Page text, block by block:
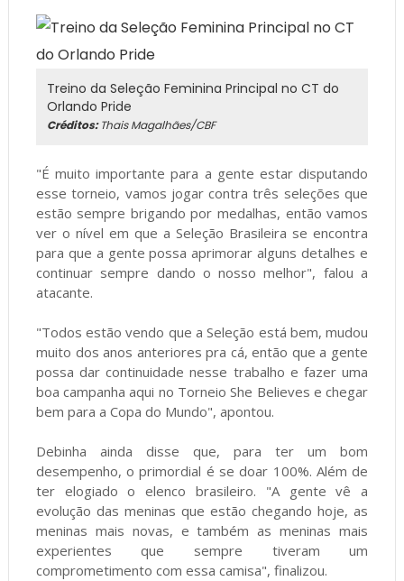
Treino da Seleção Feminina Principal no CT do
Orlando Pride
Créditos:Thais Magalhães/CBF
"É muito importante para a gente estar disputando
esse torneio, vamos jogar contra três seleções que
estão sempre brigando por medalhas, então vamos
ver o nível em que a Seleção Brasileira se encontra
para que a gente possa aprimorar alguns detalhes e
continuar sempre dando o nosso melhor", falou a
atacante.
"Todos estão vendo que a Seleção está bem, mudou
muito dos anos anteriores pra cá, então que a gente
possa dar continuidade nesse trabalho e fazer uma
boa campanha aqui no Torneio She Believes e chegar
bem para a Copa do Mundo", apontou.
Debinha ainda disse que, para ter um bom
desempenho, o primordial é se doar 100%. Além de
ter elogiado o elenco brasileiro. "A gente vê a
evolução das meninas que estão chegando hoje, as
meninas mais novas, e também as meninas mais
experientes que sempre tiveram um
comprometimento com essa camisa", finalizou.